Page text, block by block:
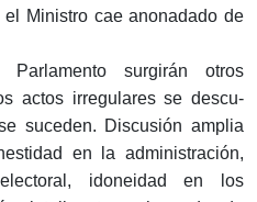
Ministro cae anonadado de
surgirán otros
actos irregulares se descu­
suceden. Discusión amplia
en la administra­ción,
idoneidad en los